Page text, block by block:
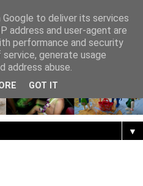
▼
to deliver its services
address and user-agent are
performance and security
generate usage
address abuse.
GOT IT